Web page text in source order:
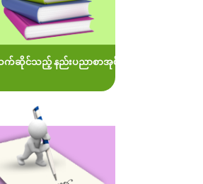
သက်ဆိုင်သည့် နည်းပညာစာအုပ်များ